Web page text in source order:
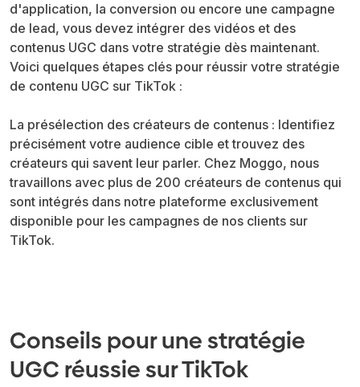
d'application, la conversion ou encore une campagne
de lead, vous devez intégrer des vidéos et des
contenus UGC dans votre stratégie dès maintenant.
Voici quelques étapes clés pour réussir votre stratégie
de contenu UGC sur TikTok :
La présélection des créateurs de contenus : Identifiez
précisément votre audience cible et trouvez des
créateurs qui savent leur parler. Chez Moggo, nous
travaillons avec plus de 200 créateurs de contenus qui
sont intégrés dans notre plateforme exclusivement
disponible pour les campagnes de nos clients sur
TikTok.
Conseils pour une stratégie
UGC réussie sur TikTok